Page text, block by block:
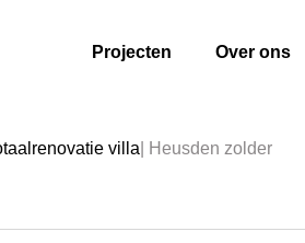
Projecten Over ons
villa | Heusden zolder